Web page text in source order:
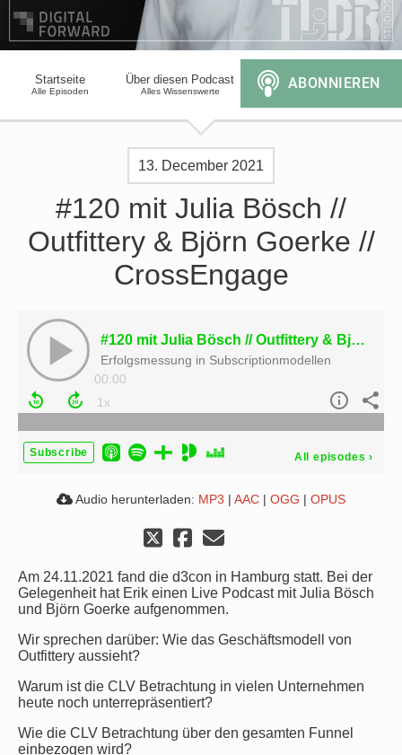
Startseite
Alle Episoden
Über diesen Podcast
Alles Wissenswerte
13. December 2021
#120 mit Julia Bösch //
Outfittery & Björn Goerke //
CrossEngage
#120 mit Julia Bösch // Outfittery & Björn Goerke // CrossEngage
Erfolgsmessung in Subscriptionmodellen
00:00
Subscribe All episodes ›
Audio herunterladen: MP3 | AAC | OGG | OPUS
Am 24.11.2021 fand die d3con in Hamburg statt. Bei der
Gelegenheit hat Erik einen Live Podcast mit Julia Bösch
und Björn Goerke aufgenommen.
Wir sprechen darüber: Wie das Geschäftsmodell von
Outfittery aussieht?
Warum ist die CLV Betrachtung in vielen Unternehmen
heute noch unterrepräsentiert?
Wie die CLV Betrachtung über den gesamten Funnel
einbezogen wird?